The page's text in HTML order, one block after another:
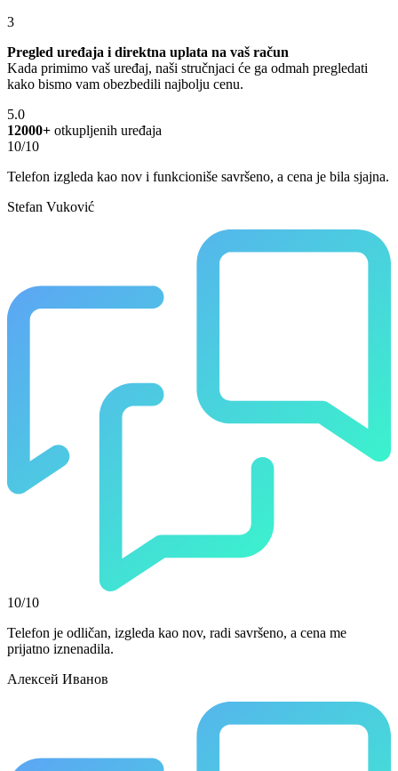
3
Pregled uređaja i direktna uplata na vaš račun
Kada primimo vaš uređaj, naši stručnjaci će ga odmah pregledati
kako bismo vam obezbedili najbolju cenu.
5.0
12000+ otkupljenih uređaja
10/10
Telefon izgleda kao nov i funkcioniše savršeno, a cena je bila sjajna.
Stefan Vuković
10/10
Telefon je odličan, izgleda kao nov, radi savršeno, a cena me
prijatno iznenadila.
Алексей Иванов